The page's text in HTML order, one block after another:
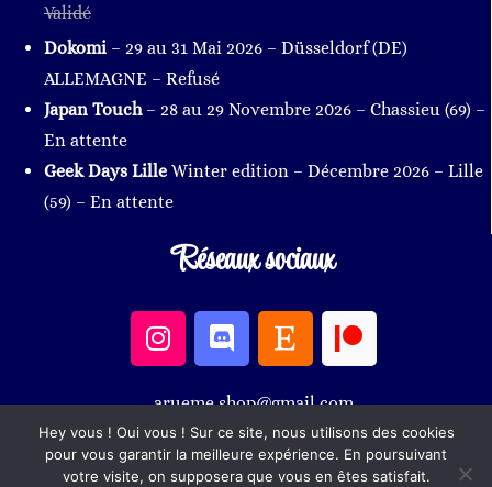
Validé
Dokomi – 29 au 31 Mai 2026 – Düsseldorf (DE)
ALLEMAGNE – Refusé
Japan Touch – 28 au 29 Novembre 2026 – Chassieu (69) –
En attente
Geek Days Lille Winter edition – Décembre 2026 – Lille
(59) – En attente
Réseaux sociaux
arueme.shop@gmail.com
© Arueme – Ce site est hébergé par OVH et Wordpress – Theme
Hey vous ! Oui vous ! Sur ce site, nous utilisons des cookies
pour vous garantir la meilleure expérience. En poursuivant
votre visite, on supposera que vous en êtes satisfait.